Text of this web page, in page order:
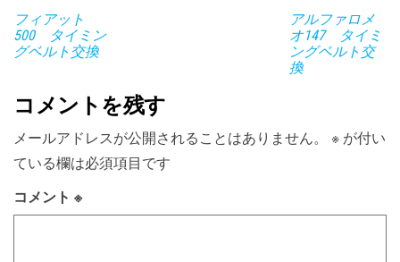
フィアット
500 タイミン
グベルト交換
アルファロメ
オ147 タイミ
ングベルト交
換
コメントを残す
メールアドレスが公開されることはありません。 ※ が付い
ている欄は必須項目です
コメント ※